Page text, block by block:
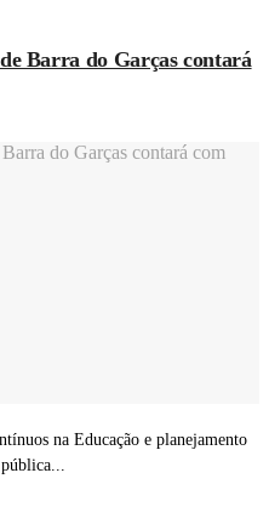
Barra do Garças contará
na Educação e planejamento